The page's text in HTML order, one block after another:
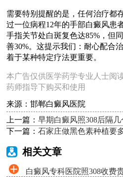
需要特别提醒的是，任何治疗都
过一位病程12年的手部白癜风患
手指关节处白斑复色达85%，但
善30%。这提示我们：耐心配合
着于某种特定疗法更重要。
本广告仅供医学药学专业人士阅
药师指导下购买和使用
来源：邯郸白癜风医院
上一篇：早期白癜风照308后隔几
下一篇：石家庄做黑色素种植要
相关文章
白癜风专科医院照308收费